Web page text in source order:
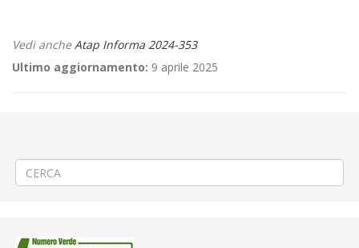
Vedi ancheAtap Informa 2024-353
Ultimo aggiornamento: 9 aprile 2025